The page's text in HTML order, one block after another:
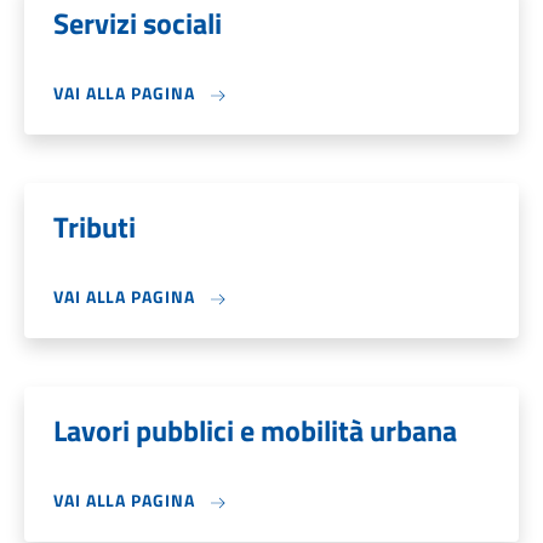
Servizi sociali
VAI ALLA PAGINA
Tributi
VAI ALLA PAGINA
Lavori pubblici e mobilità urbana
VAI ALLA PAGINA